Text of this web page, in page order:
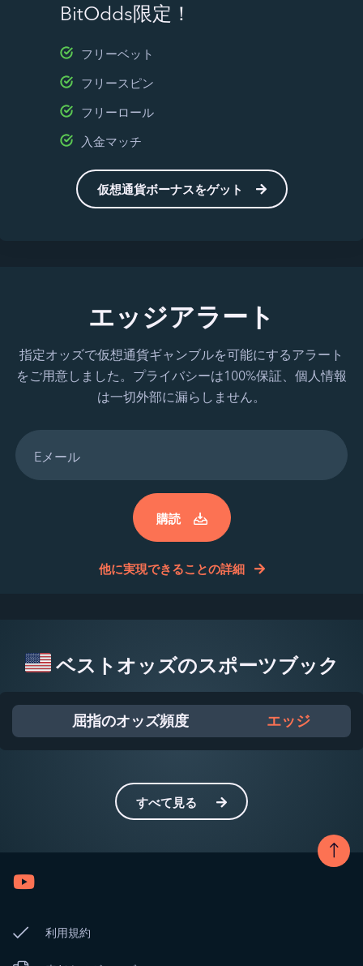
BitOdds限定！
フリーベット
フリースピン
フリーロール
入金マッチ
仮想通貨ボーナスをゲット
エッジアラート
指定オッズで仮想通貨ギャンブルを可能にするアラート
をご用意しました。プライバシーは100%保証、個人情報
は一切外部に漏らしません。
購読
他に実現できることの詳細
ベストオッズのスポーツブック
屈指のオッズ頻度 エッジ
すべて見る
利用規約